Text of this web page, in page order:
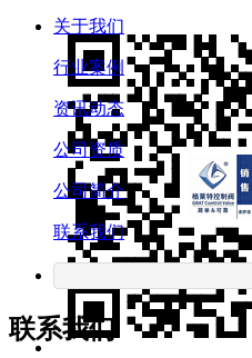
关于我们
行业案例
资讯动态
公司资质
公司简介
联系我们
联系我们